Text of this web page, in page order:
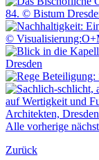
Alle vorherige
Zurück